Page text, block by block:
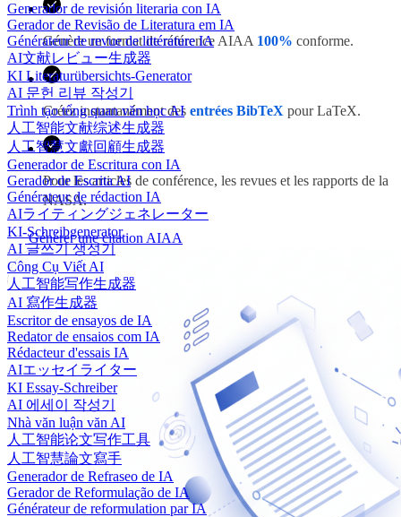
Generador de revisión literaria con IA
Gerador de Revisão de Literatura em IA
Générateur de revue de littérature IA
AI文献レビュー生成器
KI Literaturübersichts-Generator
AI 문헌 리뷰 작성기
Trình tạo tổng quan văn học AI
人工智能文献综述生成器
人工智慧文獻回顧生成器
Generador de Escritura con IA
Gerador de Escrita AI
Générateur de rédaction IA
AIライティングジェネレーター
KI-Schreibgenerator
AI 글쓰기 생성기
Công Cụ Viết AI
人工智能写作生成器
AI 寫作生成器
Escritor de ensayos de IA
Redator de ensaios com IA
Rédacteur d'essais IA
AIエッセイライター
KI Essay-Schreiber
AI 에세이 작성기
Nhà văn luận văn AI
人工智能论文写作工具
人工智慧論文寫手
Generador de Refraseo de IA
Gerador de Reformulação de IA
Générateur de reformulation par IA
Génère un format de référence AIAA 100% conforme.
Créez instantanément des entrées BibTeX pour LaTeX.
Pour les articles de conférence, les revues et les rapports de la
NASA.
Générer une citation AIAA